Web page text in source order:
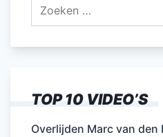
TOP 10 VIDEO’S
Overlijden Marc van den